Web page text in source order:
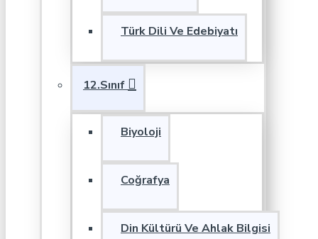
Türk Dili Ve Edebiyatı
12.Sınıf
Biyoloji
Coğrafya
Din Kültürü Ve Ahlak Bilgisi